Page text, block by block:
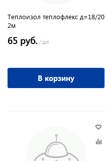
Теплоизол теплофлекс д=18/20
2м
65 руб. / шт
В корзину